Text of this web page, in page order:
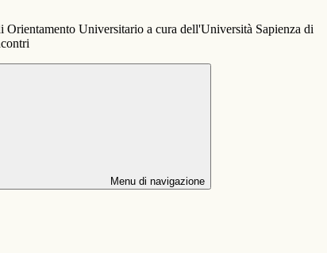
Orientamento Universitario a cura dell'Università Sapienza di
Menu di navigazione